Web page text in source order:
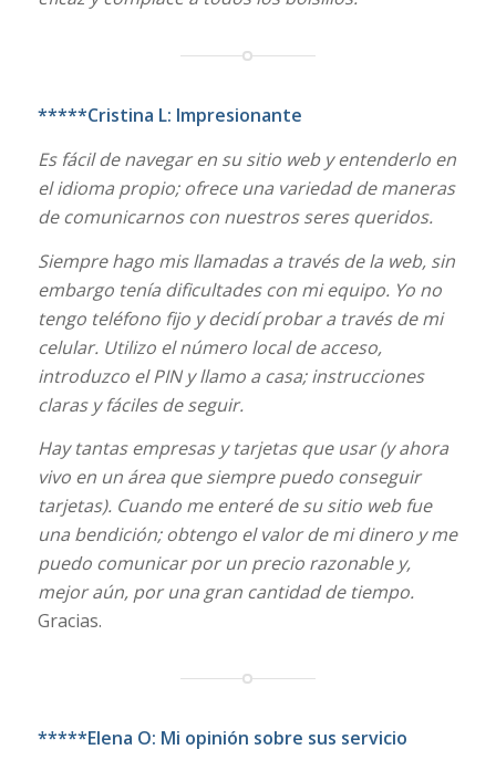
*****Cristina L: Impresionante
Es fácil de navegar en su sitio web y entenderlo en
el idioma propio; ofrece una variedad de maneras
de comunicarnos con nuestros seres queridos.
Siempre hago mis llamadas a través de la web, sin
embargo tenía dificultades con mi equipo. Yo no
tengo teléfono fijo y decidí probar a través de mi
celular. Utilizo el número local de acceso,
introduzco el PIN y llamo a casa; instrucciones
claras y fáciles de seguir.
Hay tantas empresas y tarjetas que usar (y ahora
vivo en un área que siempre puedo conseguir
tarjetas). Cuando me enteré de su sitio web fue
una bendición; obtengo el valor de mi dinero y me
puedo comunicar por un precio razonable y,
mejor aún, por una gran cantidad de tiempo.
Gracias.
*****Elena O: Mi opinión sobre sus servicio